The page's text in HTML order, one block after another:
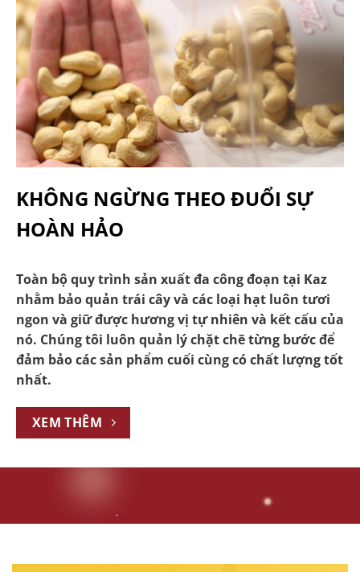
KHÔNG NGỪNG THEO ĐUỔI SỰ
HOÀN HẢO
Toàn bộ quy trình sản xuất đa công đoạn tại Kaz
nhằm bảo quản trái cây và các loại hạt luôn tươi
ngon và giữ được hương vị tự nhiên và kết cấu của
nó. Chúng tôi luôn quản lý chặt chẽ từng bước để
đảm bảo các sản phẩm cuối cùng có chất lượng tốt
nhất.
XEM THÊM